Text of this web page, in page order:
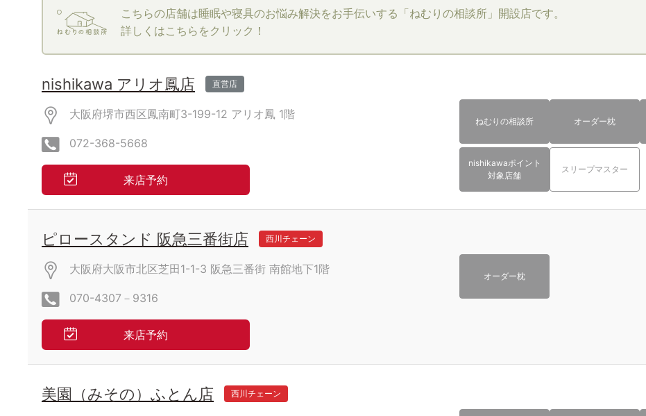
こちらの店舗は睡眠や寝具のお悩み解決をお手伝いする「ねむりの相談所」開設店です。
詳しくはこちらをクリック！
nishikawa アリオ鳳店 直営店
大阪府堺市西区鳳南町3-199-12 アリオ鳳 1階
072-368-5668
来店予約
ねむりの相談所 オーダー枕
nishikawaポイント
対象店舗
スリープマスター
ピロースタンド 阪急三番街店 西川チェーン
大阪府大阪市北区芝田1-1-3 阪急三番街 南館地下1階
070-4307－9316
来店予約
オーダー枕
美園（みその）ふとん店 西川チェーン